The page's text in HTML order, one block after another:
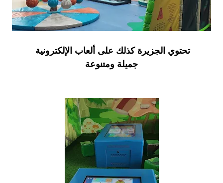
تحتوي الجزيرة كذلك على ألعاب الإلكترونية
جميلة ومتنوعة